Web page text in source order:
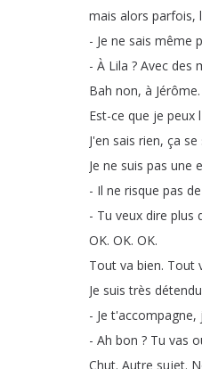
mais alors parfois,
- Je ne sais même
- À Lila ? Avec des
Bah non, à Jérôme.
Est-ce que je peux
J'en sais rien, ça se
Je ne suis pas une
- Il ne risque pas de
- Tu veux dire plus
OK. OK. OK.
Tout va bien. Tout
Je suis très
- Je t'accompagne,
- Ah bon ? Tu vas
Chut. Autre sujet.